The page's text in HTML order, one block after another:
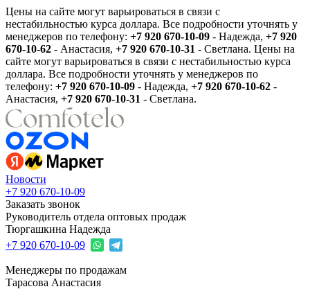
Цены на сайте могут варьироваться в связи с
нестабильностью курса доллара. Все подробности уточнять у
менеджеров по телефону: +7 920 670-10-09 - Надежда, +7 920
670-10-62 - Анастасия, +7 920 670-10-31 - Светлана. Цены на
сайте могут варьироваться в связи с нестабильностью курса
доллара. Все подробности уточнять у менеджеров по
телефону: +7 920 670-10-09 - Надежда, +7 920 670-10-62 -
Анастасия, +7 920 670-10-31 - Светлана.
Новости
+7 920 670-10-09
Заказать звонок
Руководитель отдела оптовых продаж
Тюргашкина Надежда
+7 920 670-10-09
Менеджеры по продажам
Тарасова Анастасия